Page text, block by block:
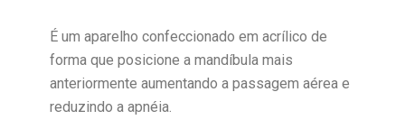
É um aparelho confeccionado em acrílico de
forma que posicione a mandíbula mais
anteriormente aumentando a passagem aérea e
reduzindo a apnéia.